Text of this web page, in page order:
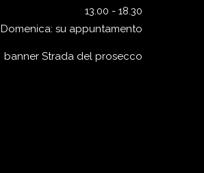
13.00 - 18.30
Domenica: su appuntamento